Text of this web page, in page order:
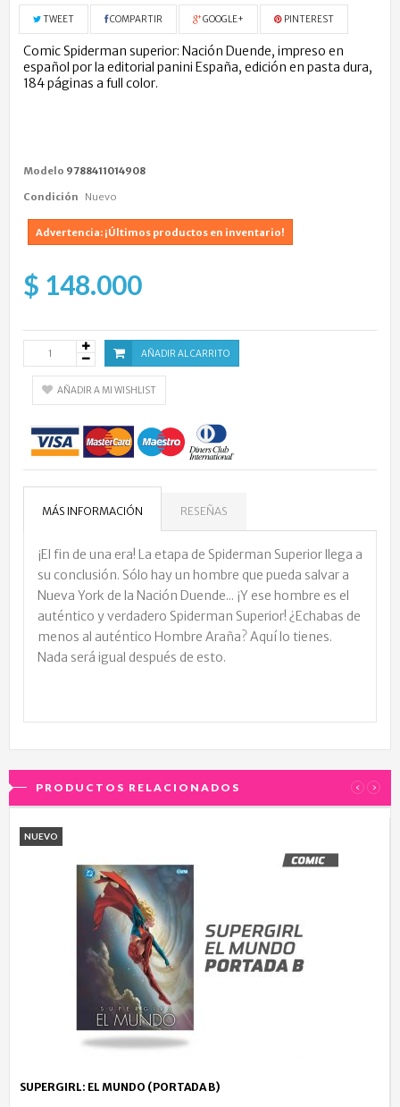
TWEET COMPARTIR GOOGLE+ PINTEREST
Comic Spiderman superior: Nación Duende, impreso en
español por la editorial panini España, edición en pasta dura,
184 páginas a full color.
Modelo 9788411014908
Condición Nuevo
Advertencia: ¡Últimos productos en inventario!
$ 148.000
AÑADIR AL CARRITO
AÑADIR A MI WISHLIST
MÁS INFORMACIÓN RESEÑAS
¡El fin de una era! La etapa de Spiderman Superior llega a
su conclusión. Sólo hay un hombre que pueda salvar a
Nueva York de la Nación Duende... ¡Y ese hombre es el
auténtico y verdadero Spiderman Superior! ¿Echabas de
menos al auténtico Hombre Araña? Aquí lo tienes.
Nada será igual después de esto.
PRODUCTOS RELACIONADOS ‹ ›
NUEVO
SUPERGIRL: EL MUNDO (PORTADA B)